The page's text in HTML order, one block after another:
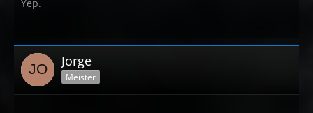
Yep.
Jorge
Meister